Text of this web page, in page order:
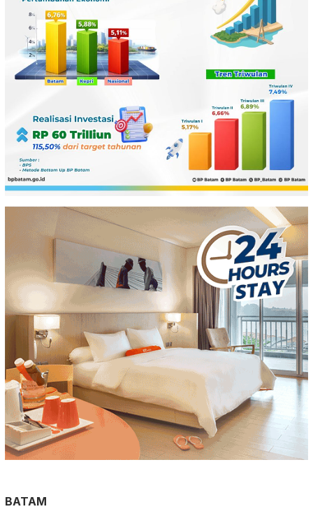
BATAM